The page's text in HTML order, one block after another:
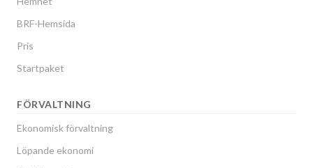
BRF-Hemsida
Pris
Startpaket
FÖRVALTNING
Ekonomisk förvaltning
Löpande ekonomi